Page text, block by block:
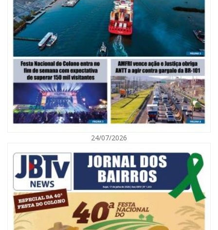
07/08/2026 | 07:00
Saúde de BC promove mutirão de DIU e Implanon na UBS Municípios
BALNEÁRIO CAMBORIÚ
24/07/2026